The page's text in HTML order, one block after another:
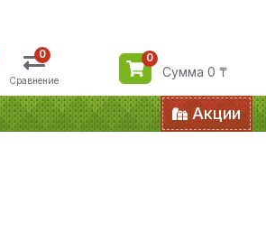
Сравнение
0 0
Сумма 0 ₸
Акции